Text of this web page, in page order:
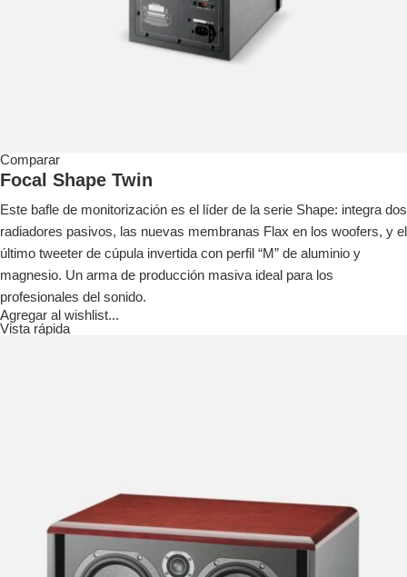
Comparar
Focal Shape Twin
Este bafle de monitorización es el líder de la serie Shape: integra dos
radiadores pasivos, las nuevas membranas Flax en los woofers, y el
último tweeter de cúpula invertida con perfil “M” de aluminio y
magnesio. Un arma de producción masiva ideal para los
profesionales del sonido.
Agregar al wishlist...
Vista rápida